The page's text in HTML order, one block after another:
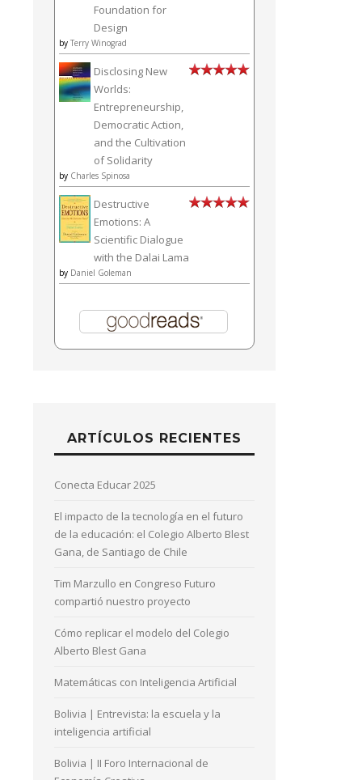
Foundation for
Design
by Terry Winograd
Disclosing New
Worlds:
Entrepreneurship,
Democratic Action,
and the Cultivation
of Solidarity
by Charles Spinosa
Destructive
Emotions: A
Scientific Dialogue
with the Dalai Lama
by Daniel Goleman
ARTÍCULOS RECIENTES
Conecta Educar 2025
El impacto de la tecnología en el futuro
de la educación: el Colegio Alberto Blest
Gana, de Santiago de Chile
Tim Marzullo en Congreso Futuro
compartió nuestro proyecto
Cómo replicar el modelo del Colegio
Alberto Blest Gana
Matemáticas con Inteligencia Artificial
Bolivia | Entrevista: la escuela y la
inteligencia artificial
Bolivia | II Foro Internacional de